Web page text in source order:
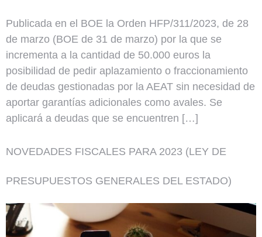
Publicada en el BOE la Orden HFP/311/2023, de 28
de marzo (BOE de 31 de marzo) por la que se
incrementa a la cantidad de 50.000 euros la
posibilidad de pedir aplazamiento o fraccionamiento
de deudas gestionadas por la AEAT sin necesidad de
aportar garantías adicionales como avales. Se
aplicará a deudas que se encuentren […]
NOVEDADES FISCALES PARA 2023 (LEY DE
PRESUPUESTOS GENERALES DEL ESTADO)